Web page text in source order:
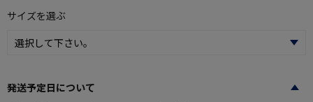
サイズを選ぶ
発送予定日について